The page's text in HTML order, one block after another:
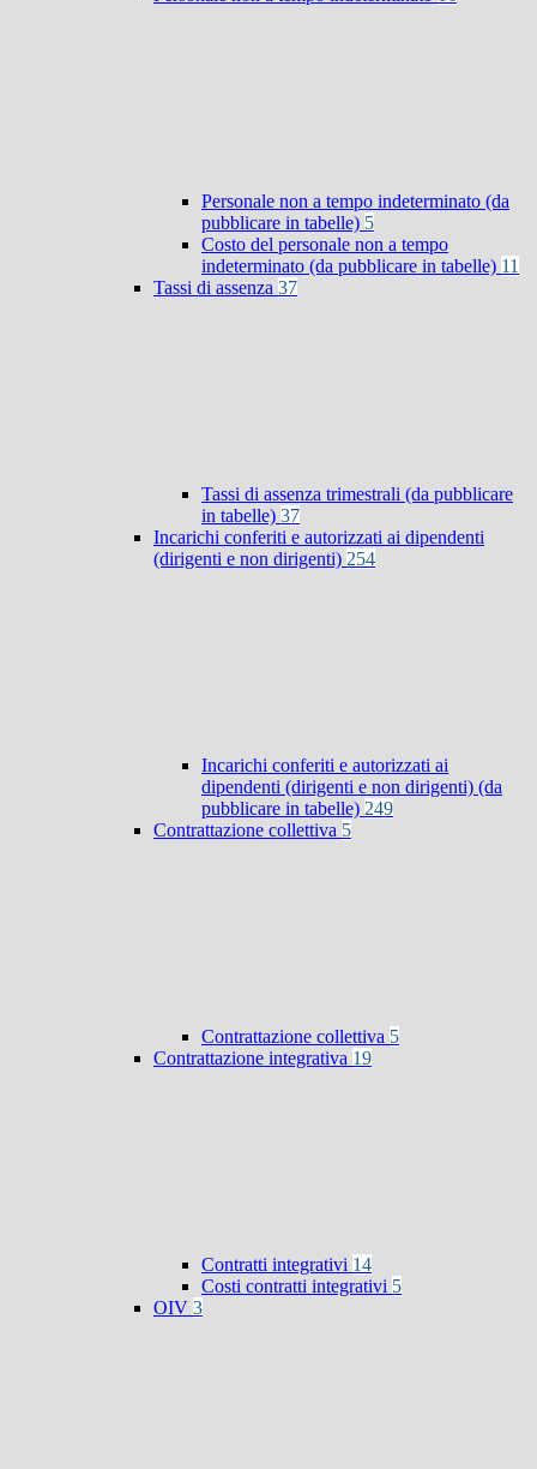
Personale non a tempo indeterminato (da
pubblicare in tabelle) 5
Costo del personale non a tempo
indeterminato (da pubblicare in tabelle) 11
Tassi di assenza 37
Tassi di assenza trimestrali (da pubblicare
in tabelle) 37
Incarichi conferiti e autorizzati ai dipendenti
(dirigenti e non dirigenti) 254
Incarichi conferiti e autorizzati ai
dipendenti (dirigenti e non dirigenti) (da
pubblicare in tabelle) 249
Contrattazione collettiva 5
Contrattazione collettiva 5
Contrattazione integrativa 19
Contratti integrativi 14
Costi contratti integrativi 5
OIV 3